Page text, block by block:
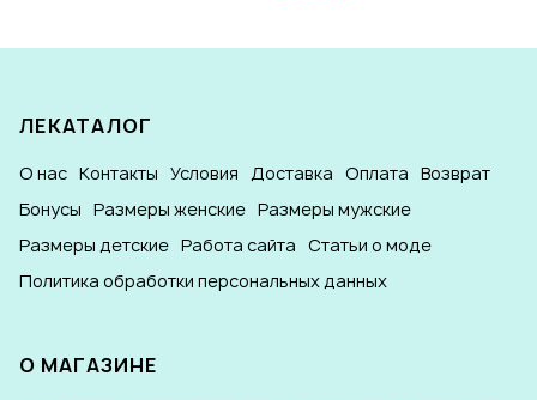
ЛЕКАТАЛОГ
О нас Контакты Условия Доставка Оплата Возврат
Бонусы Размеры женские Размеры мужские
Размеры детские Работа сайта Статьи о моде
Политика обработки персональных данных
О МАГАЗИНЕ